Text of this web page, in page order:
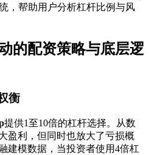
，帮助用户分析杠杆比例与风
的配资策略与底层逻
衡
提供1至10倍的杠杆选择。从数
盈利，但同时也放大了亏损概
建模数据，当投资者使用4倍杠